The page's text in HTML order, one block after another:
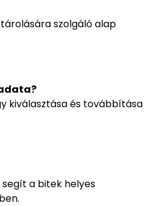
szolgáló alap
kiválasztása és továbbítása
a bitek helyes